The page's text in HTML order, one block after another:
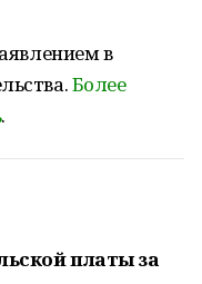
в
Более
.
платы за